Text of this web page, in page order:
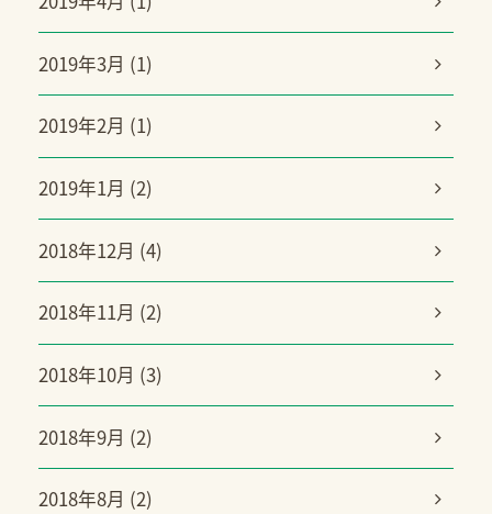
2019年3月 (1)
2019年2月 (1)
2019年1月 (2)
2018年12月 (4)
2018年11月 (2)
2018年10月 (3)
2018年9月 (2)
2018年8月 (2)